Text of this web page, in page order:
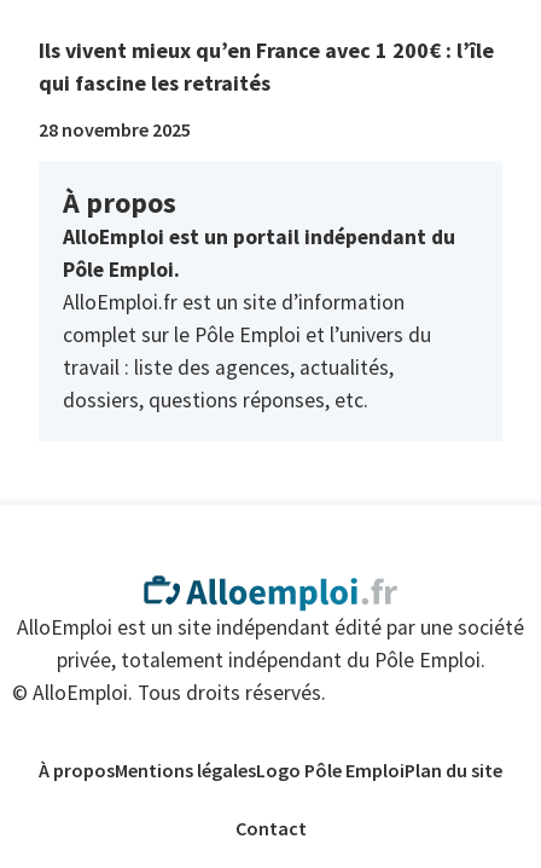
Ils vivent mieux qu’en France avec 1 200€ : l’île
qui fascine les retraités
28 novembre 2025
À propos
AlloEmploi est un portail indépendant du
Pôle Emploi.
AlloEmploi.fr est un site d’information
complet sur le Pôle Emploi et l’univers du
travail : liste des agences, actualités,
dossiers, questions réponses, etc.
AlloEmploi est un site indépendant édité par une société
privée, totalement indépendant du Pôle Emploi.
© AlloEmploi. Tous droits réservés.
À proposMentions légalesLogo Pôle EmploiPlan du site
Contact